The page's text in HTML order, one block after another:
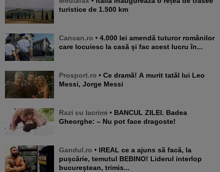
turistice de 1.500 km
Cancan.ro • 4.000 lei amendă tuturor românilor
care locuiesc la casă și fac acest lucru în...
Prosport.ro • Ce dramă! A murit tatăl lui Leo
Messi, Jorge Messi
Razi cu lacrimi • BANCUL ZILEI. Badea
Gheorghe: – Nu pot face dragoste!
Gandul.ro • IREAL ce a ajuns să facă, la
pușcărie, temutul BEBINO! Liderul interlop
bucureștean, trimis...